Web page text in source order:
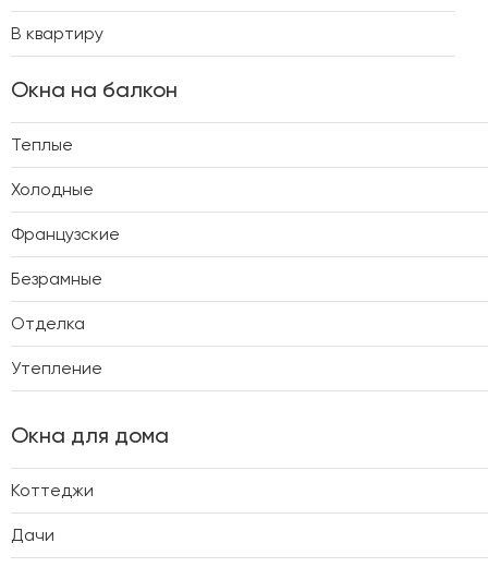
В квартиру
Окна на балкон
Теплые
Холодные
Французские
Безрамные
Отделка
Утепление
Окна для дома
Коттеджи
Дачи